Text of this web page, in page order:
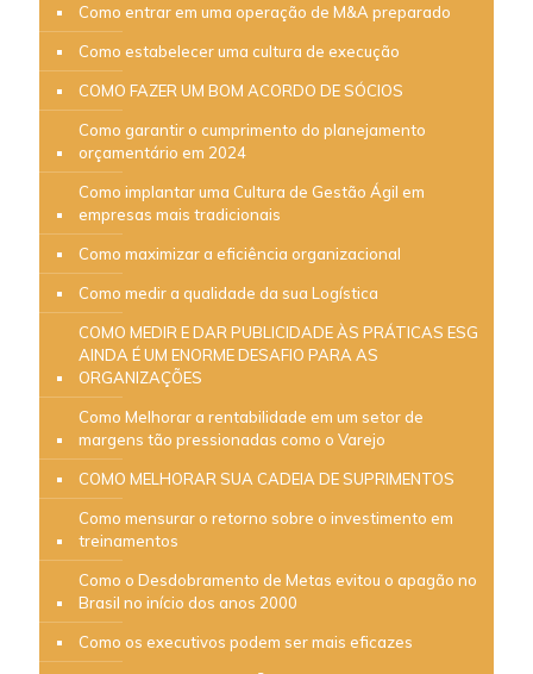
Como entrar em uma operação de M&A preparado
Como estabelecer uma cultura de execução
COMO FAZER UM BOM ACORDO DE SÓCIOS
Como garantir o cumprimento do planejamento
orçamentário em 2024
Como implantar uma Cultura de Gestão Ágil em
empresas mais tradicionais
Como maximizar a eficiência organizacional
Como medir a qualidade da sua Logística
COMO MEDIR E DAR PUBLICIDADE ÀS PRÁTICAS ESG
AINDA É UM ENORME DESAFIO PARA AS
ORGANIZAÇÕES
Como Melhorar a rentabilidade em um setor de
margens tão pressionadas como o Varejo
COMO MELHORAR SUA CADEIA DE SUPRIMENTOS
Como mensurar o retorno sobre o investimento em
treinamentos
Como o Desdobramento de Metas evitou o apagão no
Brasil no início dos anos 2000
Como os executivos podem ser mais eficazes